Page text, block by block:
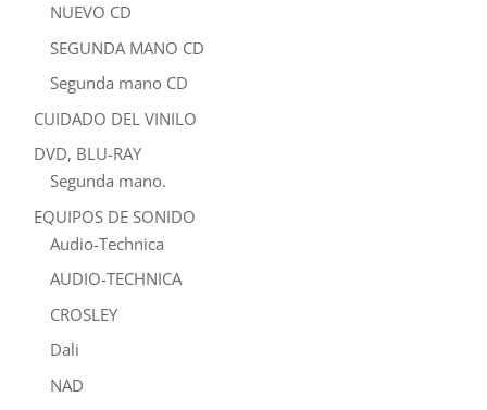
NUEVO CD
SEGUNDA MANO CD
Segunda mano CD
CUIDADO DEL VINILO
DVD, BLU-RAY
Segunda mano.
EQUIPOS DE SONIDO
Audio-Technica
AUDIO-TECHNICA
CROSLEY
Dali
NAD